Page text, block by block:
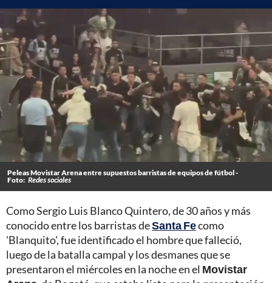
Peleas Movistar Arena entre supuestos barristas de equipos de fútbol -
Foto: Redes sociales
Como Sergio Luis Blanco Quintero, de 30 años y más
conocido entre los barristas deSanta Fecomo
'Blanquito', fue identificado el hombre que falleció,
luego de la batalla campal y los desmanes que se
presentaron el miércoles en la noche en el Movistar